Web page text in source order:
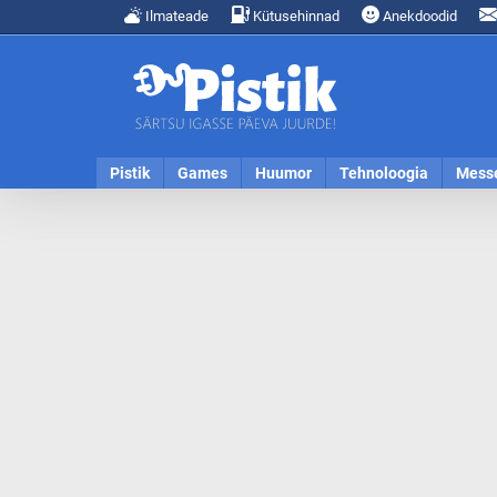
Ilmateade Kütusehinnad Anekdoodid
Pistik Games Huumor Tehnoloogia